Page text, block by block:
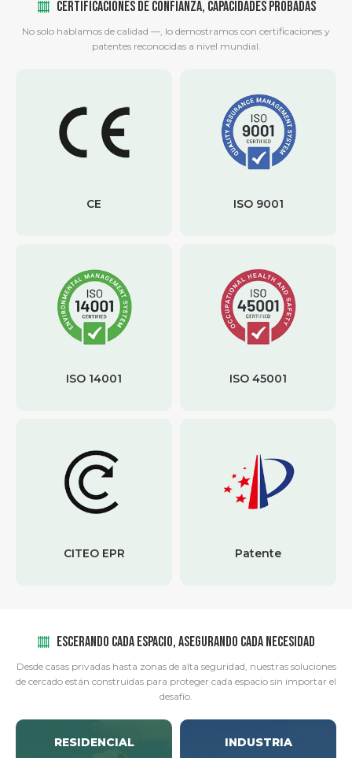
CERTIFICACIONES DE CONFIANZA, CAPACIDADES PROBADAS
No solo hablamos de calidad —, lo demostramos con certificaciones y
patentes reconocidas a nivel mundial.
CE ISO 9001
ISO 14001 ISO 45001
CITEO EPR Patente
ESCERANDO CADA ESPACIO, ASEGURANDO CADA NECESIDAD
Desde casas privadas hasta zonas de alta seguridad, nuestras soluciones
de cercado están construidas para proteger cada espacio sin importar el
desafío.
RESIDENCIAL INDUSTRIA